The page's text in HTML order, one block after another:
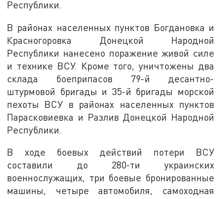
Республики.
В районах населенных пунктов Богдановка и
Красногоровка Донецкой Народной
Республики нанесено поражение живой силе
и технике ВСУ. Кроме того, уничтожены два
склада боеприпасов 79-й десантно-
штурмовой бригады и 35-й бригады морской
пехоты ВСУ в районах населенных пунктов
Парасковиевка и Разлив Донецкой Народной
Республики.
В ходе боевых действий потери ВСУ
составили до 280-ти украинских
военнослужащих, три боевые бронированные
машины, четыре автомобиля, самоходная